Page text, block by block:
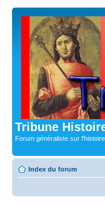
Tribune
Forum généraliste sur l'histoire
Index du forum